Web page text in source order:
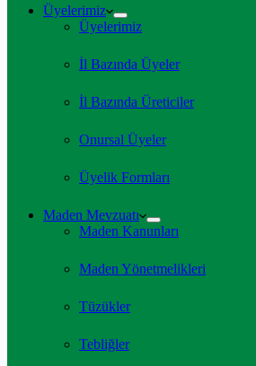
Üyelerimiz
Üyelerimiz
İl Bazında Üyeler
İl Bazında Üreticiler
Onursal Üyeler
Üyelik Formları
Maden Mevzuatı
Maden Kanunları
Maden Yönetmelikleri
Tüzükler
Tebliğler